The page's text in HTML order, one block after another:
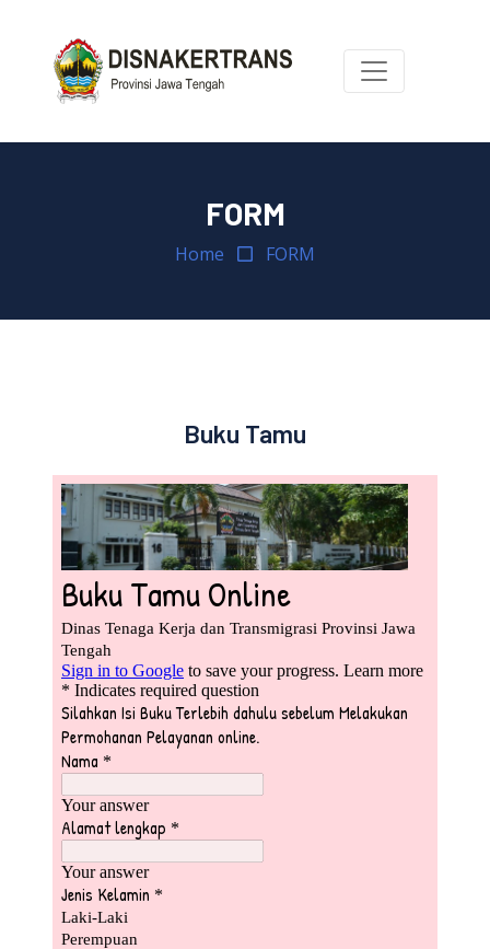
FORM
Home FORM
Buku Tamu